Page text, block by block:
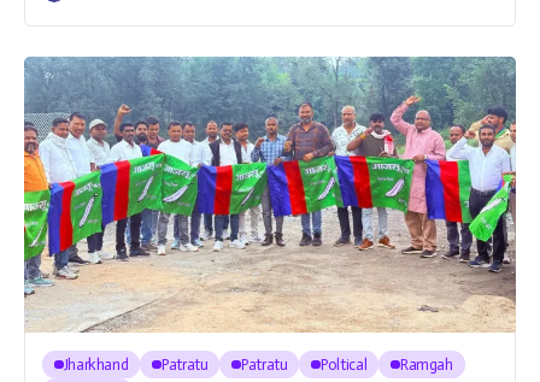
Jharkhand Patratu Patratu Poltical
Ramgah